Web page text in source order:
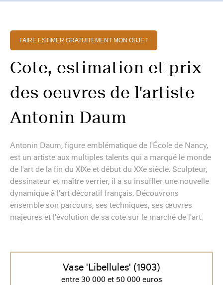
FAIRE ESTIMER GRATUITEMENT MON OBJET
Cote, estimation et prix
des oeuvres de l'artiste
Antonin Daum
Antonin Daum, figure emblématique de l'École de Nancy,
est un artiste aux multiples talents qui a marqué le monde
de l'art de la fin du XIXe et début du XXe siècle. Sculpteur,
dessinateur et maître verrier, il a su insuffler une nouvelle
dynamique à l'art décoratif français. Découvrons
ensemble son parcours, ses techniques, ses œuvres
majeures et l'évolution de sa cote sur le marché de l'art.
Vase 'Libellules' (1903)
entre 30 000 et 50 000 euros